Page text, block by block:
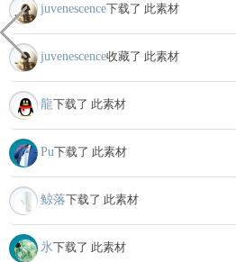
juvenescence下载了 此素材
juvenescence收藏了 此素材
龍下载了 此素材
Pu下载了 此素材
鲸落下载了 此素材
氷下载了 此素材